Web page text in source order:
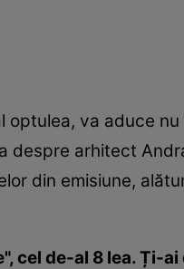
optulea, va aduce
despre arhitect
din emisiune,
cel de-al 8 lea. Ți-